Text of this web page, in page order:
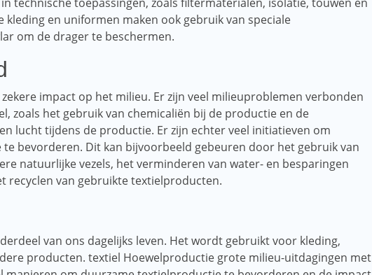
kleding en uniformen maken ook gebruik van speciale
om de drager te beschermen.
impact op het milieu. Er zijn veel milieuproblemen verbonden
zoals het gebruik van chemicaliën bij de productie en de
lucht tijdens de productie. Er zijn echter veel initiatieven om
bevorderen. Dit kan bijvoorbeeld gebeuren door het gebruik van
natuurlijke vezels, het verminderen van water- en besparingen
recyclen van gebruikte textielproducten.
van ons dagelijks leven. Het wordt gebruikt voor kleding,
producten. textiel Hoewelproductie grote milieu-uitdagingen met